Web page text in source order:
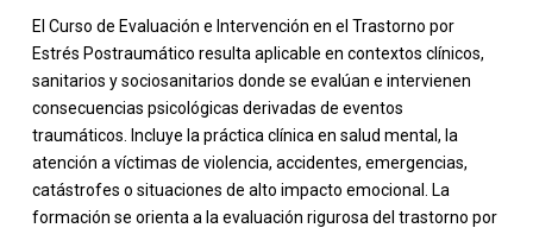
El Curso de Evaluación e Intervención en el Trastorno por
Estrés Postraumático resulta aplicable en contextos clínicos,
sanitarios y sociosanitarios donde se evalúan e intervienen
consecuencias psicológicas derivadas de eventos
traumáticos. Incluye la práctica clínica en salud mental, la
atención a víctimas de violencia, accidentes, emergencias,
catástrofes o situaciones de alto impacto emocional. La
formación se orienta a la evaluación rigurosa del trastorno por
-